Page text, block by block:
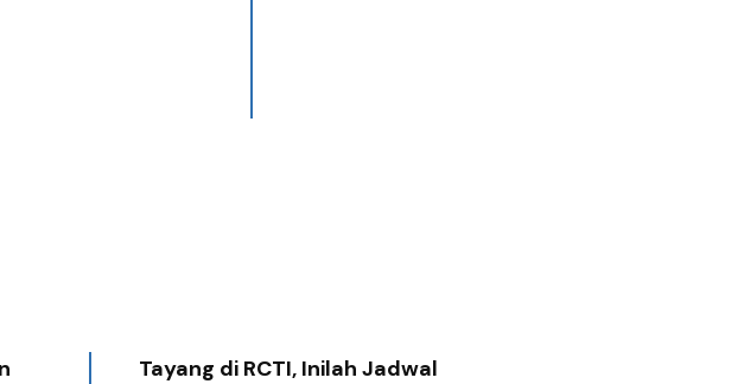
Tayang di RCTI, Inilah Jadwal